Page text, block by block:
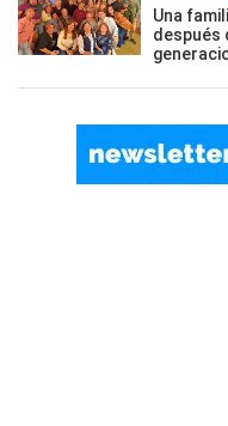
Una
después